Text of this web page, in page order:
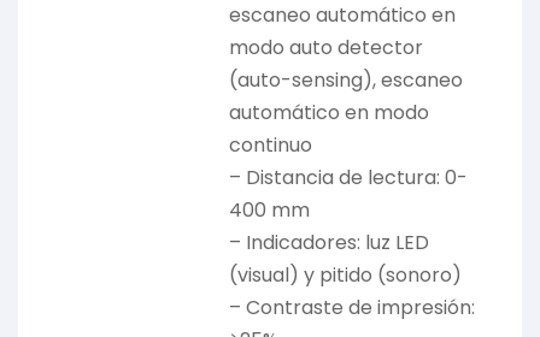
escaneo automático en
modo auto detector
(auto-sensing), escaneo
automático en modo
continuo
– Distancia de lectura: 0-
400 mm
– Indicadores: luz LED
(visual) y pitido (sonoro)
– Contraste de impresión: